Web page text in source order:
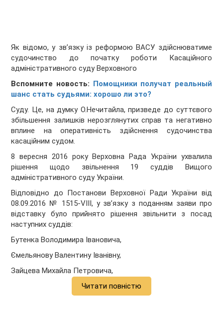
Як відомо, у зв’язку із реформою ВАСУ здійснюватиме
судочинство до початку роботи Касаційного
адміністративного суду Верховного
Вспомните новость: Помощники получат реальный
шанс стать судьями: хорошо ли это?
Суду. Це, на думку О.Нечитайла, призведе до суттєвого
збільшення залишків нерозглянутих справ та негативно
вплине на оперативність здійснення судочинства
касаційним судом.
8 вересня 2016 року Верховна Рада України ухвалила
рішення щодо звільнення 19 суддів Вищого
адміністративного суду України.
Відповідно до Постанови Верховної Ради України від
08.09.2016 № 1515-VIII, у зв’язку з поданням заяви про
відставку було прийнято рішення звільнити з посад
наступних суддів:
Бутенка Володимира Івановича,
Ємельянову Валентину Іванівну,
Зайцева Михайла Петровича,
Читати повністю